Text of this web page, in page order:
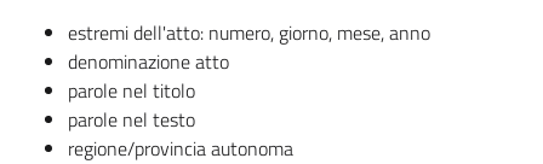
estremi dell'atto: numero, giorno, mese, anno
denominazione atto
parole nel titolo
parole nel testo
regione/provincia autonoma